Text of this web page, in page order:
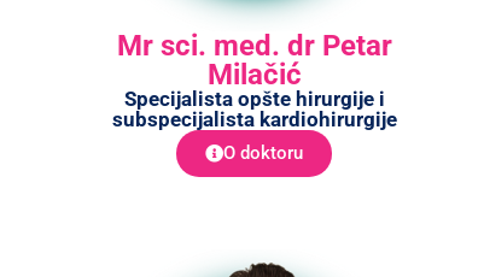
Mr sci. med. dr Petar
Milačić
Specijalista opšte hirurgije i
subspecijalista kardiohirurgije
O doktoru